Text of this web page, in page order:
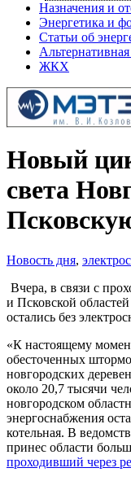
Назначения и
Энергетика и
Статьи об
ЖКХ
Новый
света
Новость дня,
Вчера, в связи с
и Псковской
остались без
«К настоящему
обесточенных
новгородских
около 20,7 тысячи
новгородском
энергоснабжения
котельная. В
принес области
проходивший через